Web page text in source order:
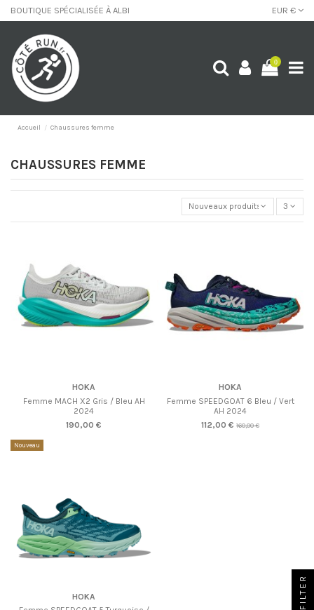
BOUTIQUE SPÉCIALISÉE À ALBI EUR €
0
Accueil Chaussures femme
CHAUSSURES FEMME
Nouveaux produits 3
HOKA
Femme MACH X2 Gris / Bleu AH
2024
190,00 €
HOKA
Femme SPEEDGOAT 6 Bleu / Vert
AH 2024
112,00 € 160,00 €
Nouveau
HOKA
FILTER